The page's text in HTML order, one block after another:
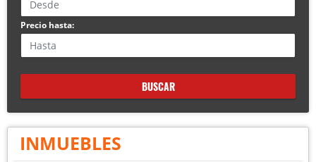
Precio hasta:
BUSCAR
INMUEBLES